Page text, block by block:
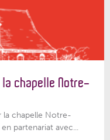
chapelle Notre-
la chapelle Notre-
partenariat avec...